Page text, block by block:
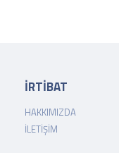
İRTİBAT
HAKKIMIZDA
İLETIŞIM